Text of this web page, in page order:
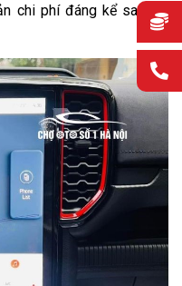
chi phí đáng kể sau khi